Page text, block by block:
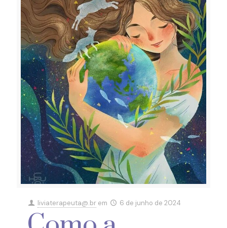
liviaterapeuta@.br em 6 de junho de 2024